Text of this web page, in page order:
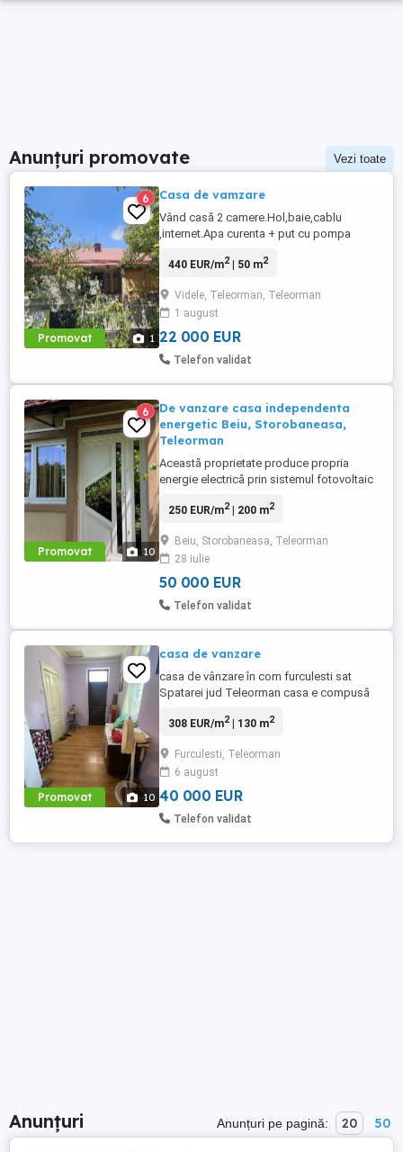
Anunțuri promovate Vezi toate
Promovat 1
6 Casa de vamzare
Vând casă 2 camere.Hol,baie,cablu
,internet.Apa curenta + put cu pompa
100 de km d București în sat Talpa jud
Telefon
440 EUR/m2| 50 m2
Videle, Teleorman, Teleorman
1 august
22 000 EUR
Telefon validat
Promovat 10
6
De vanzare casa independenta
energetic Beiu, Storobaneasa,
Teleorman
Această proprietate produce propria
energie electrică prin sistemul fotovoltaic
caldă de la panoul solar și mai multe
termic, intabulată și vine cu toate dotările
necesare pentru mutare imediată.
Localizare: Satul Beiu, comuna ...
250 EUR/m2| 200 m2
Beiu, Storobaneasa, Teleorman
28 iulie
50 000 EUR
Telefon validat
Promovat 10
casa de vanzare
casa de vânzare în com furculesti sat
Spatarei jud Teleorman casa e compusă
tablă Linda an construcție 1939 teren 1300
ce e în ia mai multe detali la telefon
308 EUR/m2| 130 m2
Furculesti, Teleorman
6 august
40 000 EUR
Telefon validat
Anunțuri Anunțuri pe pagină: 20 50